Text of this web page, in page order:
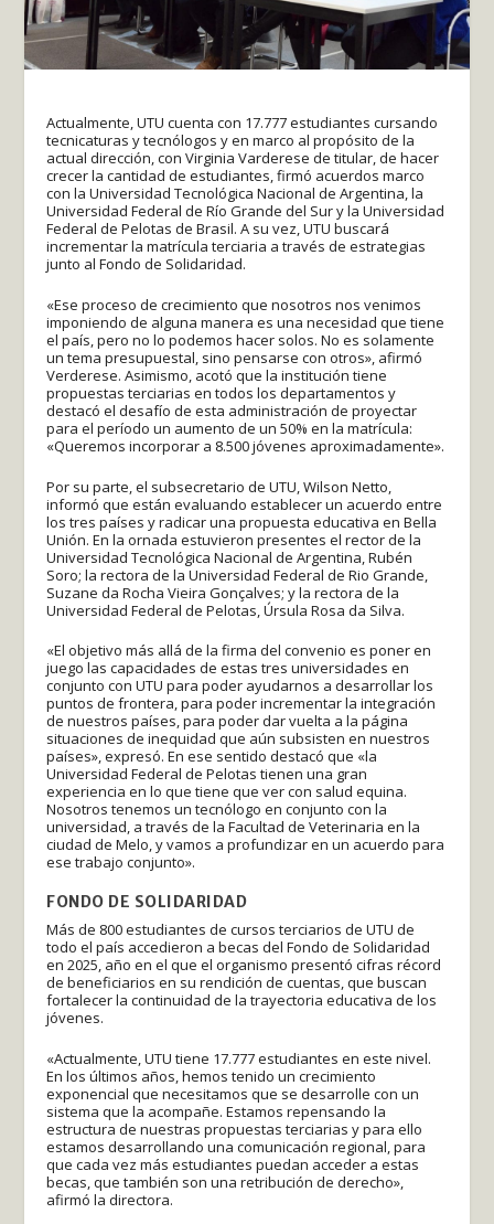
Actualmente, UTU cuenta con 17.777 estudiantes cursando
tecnicaturas y tecnólogos y en marco al propósito de la
actual dirección, con Virginia Varderese de titular, de hacer
crecer la cantidad de estudiantes, firmó acuerdos marco
con la Universidad Tecnológica Nacional de Argentina, la
Universidad Federal de Río Grande del Sur y la Universidad
Federal de Pelotas de Brasil. A su vez, UTU buscará
incrementar la matrícula terciaria a través de estrategias
junto al Fondo de Solidaridad.
«Ese proceso de crecimiento que nosotros nos venimos
imponiendo de alguna manera es una necesidad que tiene
el país, pero no lo podemos hacer solos. No es solamente
un tema presupuestal, sino pensarse con otros», afirmó
Verderese. Asimismo, acotó que la institución tiene
propuestas terciarias en todos los departamentos y
destacó el desafío de esta administración de proyectar
para el período un aumento de un 50% en la matrícula:
«Queremos incorporar a 8.500 jóvenes aproximadamente».
Por su parte, el subsecretario de UTU, Wilson Netto,
informó que están evaluando establecer un acuerdo entre
los tres países y radicar una propuesta educativa en Bella
Unión. En la ornada estuvieron presentes el rector de la
Universidad Tecnológica Nacional de Argentina, Rubén
Soro; la rectora de la Universidad Federal de Rio Grande,
Suzane da Rocha Vieira Gonçalves; y la rectora de la
Universidad Federal de Pelotas, Úrsula Rosa da Silva.
«El objetivo más allá de la firma del convenio es poner en
juego las capacidades de estas tres universidades en
conjunto con UTU para poder ayudarnos a desarrollar los
puntos de frontera, para poder incrementar la integración
de nuestros países, para poder dar vuelta a la página
situaciones de inequidad que aún subsisten en nuestros
países», expresó. En ese sentido destacó que «la
Universidad Federal de Pelotas tienen una gran
experiencia en lo que tiene que ver con salud equina.
Nosotros tenemos un tecnólogo en conjunto con la
universidad, a través de la Facultad de Veterinaria en la
ciudad de Melo, y vamos a profundizar en un acuerdo para
ese trabajo conjunto».
FONDO DE SOLIDARIDAD
Más de 800 estudiantes de cursos terciarios de UTU de
todo el país accedieron a becas del Fondo de Solidaridad
en 2025, año en el que el organismo presentó cifras récord
de beneficiarios en su rendición de cuentas, que buscan
fortalecer la continuidad de la trayectoria educativa de los
jóvenes.
«Actualmente, UTU tiene 17.777 estudiantes en este nivel.
En los últimos años, hemos tenido un crecimiento
exponencial que necesitamos que se desarrolle con un
sistema que la acompañe. Estamos repensando la
estructura de nuestras propuestas terciarias y para ello
estamos desarrollando una comunicación regional, para
que cada vez más estudiantes puedan acceder a estas
becas, que también son una retribución de derecho»,
afirmó la directora.